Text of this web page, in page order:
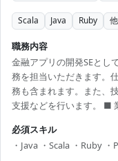
Scala Java Ruby 他
職務内容
金融アプリの開発SEとし
務を担当いただきます。
務も含まれます。また、
支援などを行います。 ■
ピールポイント】 ・基本
発スキルが磨ける ・安定
必須スキル
・Java ・Scala ・Ruby